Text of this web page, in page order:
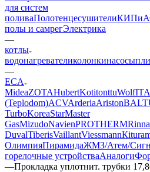
для систем
поливаПолотенцесушителиКИПиА
полы и самрегЭлектрика
—
котлы
водонагревателиколонкинасосы
—
ECA
MideaZOTAHubertKotitonttuWolf
(Teplodom)ACVArderiaAriston
TurboKoreaStarMaster
GasMizudoNavienPROTHERM
DuvalTiberisVaillantViessmann
ОлимпияПирамидаЖМЗ/Атем/
горелочные устройстваAналоги
—Прокладка уплотнит. трубки